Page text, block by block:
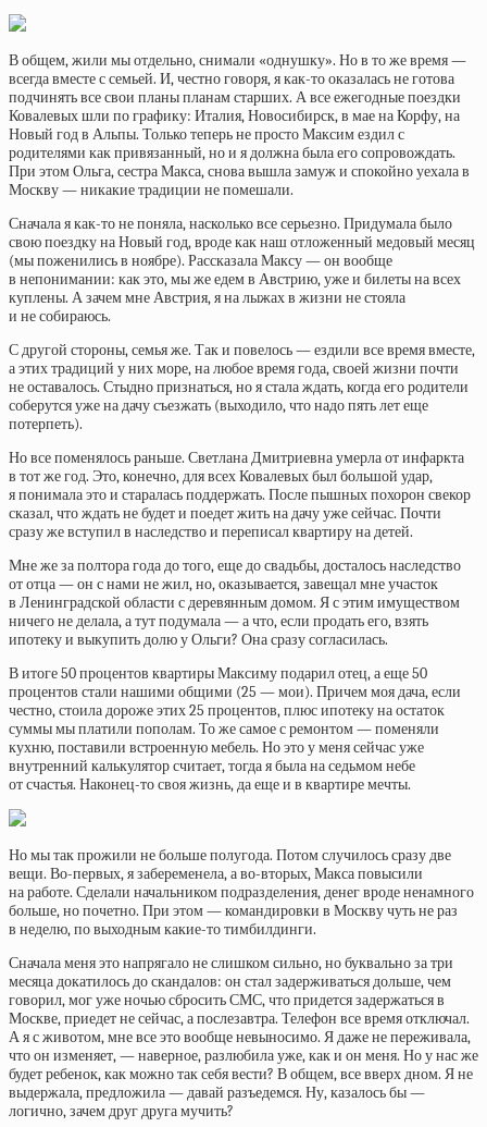
В общем, жили мы отдельно, снимали «однушку». Но в то же время —
всегда вместе с семьей. И, честно говоря, я как-то оказалась не готова
подчинять все свои планы планам старших. А все ежегодные поездки
Ковалевых шли по графику: Италия, Новосибирск, в мае на Корфу, на
Новый год в Альпы. Только теперь не просто Максим ездил с
родителями как привязанный, но и я должна была его сопровождать.
При этом Ольга, сестра Макса, снова вышла замуж и спокойно уехала в
Москву — никакие традиции не помешали.
Сначала я как-то не поняла, насколько все серьезно. Придумала было
свою поездку на Новый год, вроде как наш отложенный медовый месяц
(мы поженились в ноябре). Рассказала Максу — он вообще
в непонимании: как это, мы же едем в Австрию, уже и билеты на всех
куплены. А зачем мне Австрия, я на лыжах в жизни не стояла
и не собираюсь.
С другой стороны, семья же. Так и повелось — ездили все время вместе,
а этих традиций у них море, на любое время года, своей жизни почти
не оставалось. Стыдно признаться, но я стала ждать, когда его родители
соберутся уже на дачу съезжать (выходило, что надо пять лет еще
потерпеть).
Но все поменялось раньше. Светлана Дмитриевна умерла от инфаркта
в тот же год. Это, конечно, для всех Ковалевых был большой удар,
я понимала это и старалась поддержать. После пышных похорон свекор
сказал, что ждать не будет и поедет жить на дачу уже сейчас. Почти
сразу же вступил в наследство и переписал квартиру на детей.
Мне же за полтора года до того, еще до свадьбы, досталось наследство
от отца — он с нами не жил, но, оказывается, завещал мне участок
в Ленинградской области с деревянным домом. Я с этим имуществом
ничего не делала, а тут подумала — а что, если продать его, взять
ипотеку и выкупить долю у Ольги? Она сразу согласилась.
В итоге 50 процентов квартиры Максиму подарил отец, а еще 50
процентов стали нашими общими (25 — мои). Причем моя дача, если
честно, стоила дороже этих 25 процентов, плюс ипотеку на остаток
суммы мы платили пополам. То же самое с ремонтом — поменяли
кухню, поставили встроенную мебель. Но это у меня сейчас уже
внутренний калькулятор считает, тогда я была на седьмом небе
от счастья. Наконец-то своя жизнь, да еще и в квартире мечты.
Но мы так прожили не больше полугода. Потом случилось сразу две
вещи. Во-первых, я забеременела, а во-вторых, Макса повысили
на работе. Сделали начальником подразделения, денег вроде ненамного
больше, но почетно. При этом — командировки в Москву чуть не раз
в неделю, по выходным какие-то тимбилдинги.
Сначала меня это напрягало не слишком сильно, но буквально за три
месяца докатилось до скандалов: он стал задерживаться дольше, чем
говорил, мог уже ночью сбросить СМС, что придется задержаться в
Москве, приедет не сейчас, а послезавтра. Телефон все время отключал.
А я с животом, мне все это вообще невыносимо. Я даже не переживала,
что он изменяет, — наверное, разлюбила уже, как и он меня. Но у нас же
будет ребенок, как можно так себя вести? В общем, все вверх дном. Я не
выдержала, предложила — давай разъедемся. Ну, казалось бы —
логично, зачем друг друга мучить?